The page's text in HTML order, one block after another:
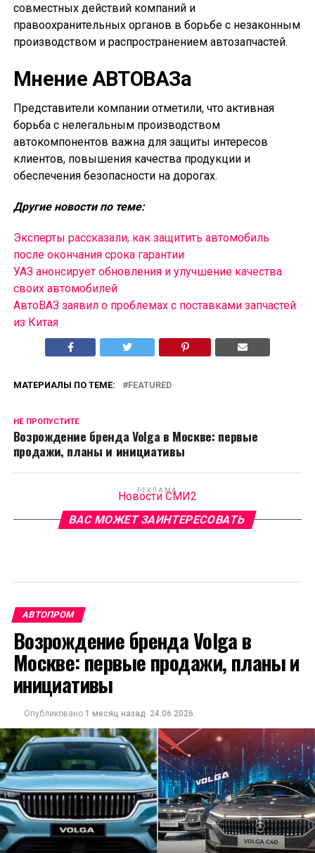
совместных действий компаний и
правоохранительных органов в борьбе с незаконным
производством и распространением автозапчастей.
Мнение АВТОВАЗа
Представители компании отметили, что активная
борьба с нелегальным производством
автокомпонентов важна для защиты интересов
клиентов, повышения качества продукции и
обеспечения безопасности на дорогах.
Другие новости по теме:
Эксперты рассказали, как защитить автомобиль
после окончания срока гарантии
УАЗ анонсирует обновления и улучшение качества
своих автомобилей
АвтоВАЗ заявил о проблемах с поставками запчастей
из Китая
МАТЕРИАЛЫ ПО ТЕМЕ: FEATURED
НЕ ПРОПУСТИТЕ
Возрождение бренда Volga в Москве: первые
продажи, планы и инициативы
РЕКЛАМА
Новости СМИ2
ВАС МОЖЕТ ЗАИНТЕРЕСОВАТЬ
АВТОПРОМ
Возрождение бренда Volga в
Москве: первые продажи, планы и
инициативы
Опубликовано 1 месяц назад 24.06.2026